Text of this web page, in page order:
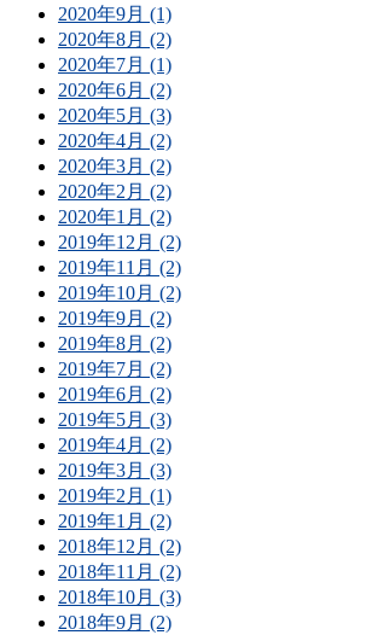
2020年9月 (1)
2020年8月 (2)
2020年7月 (1)
2020年6月 (2)
2020年5月 (3)
2020年4月 (2)
2020年3月 (2)
2020年2月 (2)
2020年1月 (2)
2019年12月 (2)
2019年11月 (2)
2019年10月 (2)
2019年9月 (2)
2019年8月 (2)
2019年7月 (2)
2019年6月 (2)
2019年5月 (3)
2019年4月 (2)
2019年3月 (3)
2019年2月 (1)
2019年1月 (2)
2018年12月 (2)
2018年11月 (2)
2018年10月 (3)
2018年9月 (2)